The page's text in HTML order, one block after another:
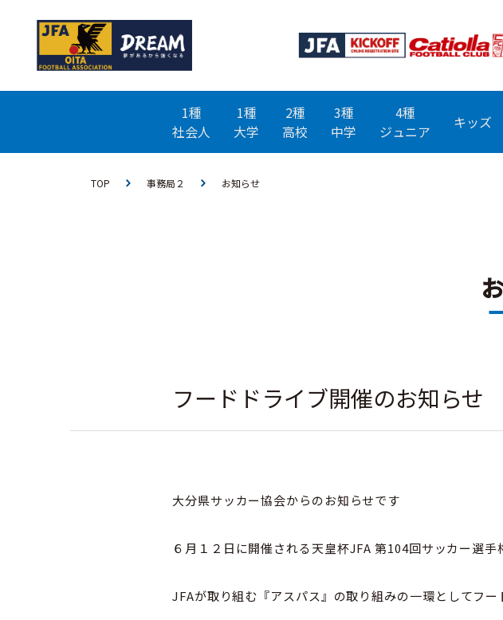
1種
社会人
1種
大学
2種
高校
3種
中学
4種
ジュニア
キッズ
TOP 事務局２ お知らせ
フードドライブ開催のお知らせ
大分県サッカー協会からのお知らせです
６月１２日に開催される天皇杯JFA 第104回サッカー選
JFAが取り組む『アスパス』の取り組みの一環としてフ